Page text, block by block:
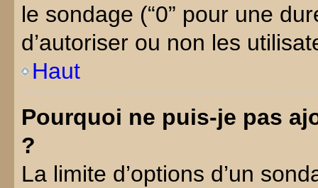
le sondage (“0” pour une
d’autoriser ou non les
Haut
Pourquoi ne puis-je pas
?
La limite d’options d’un